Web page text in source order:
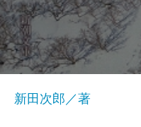
新田次郎／著